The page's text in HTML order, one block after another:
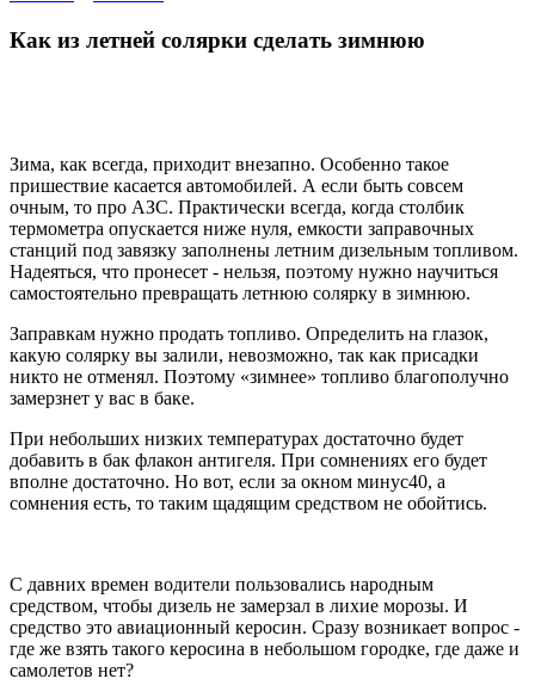
Как из летней солярки сделать зимнюю
Зима, как всегда, приходит внезапно. Особенно такое
пришествие касается автомобилей. А если быть совсем
очным, то про АЗС. Практически всегда, когда столбик
термометра опускается ниже нуля, емкости заправочных
станций под завязку заполнены летним дизельным топливом.
Надеяться, что пронесет - нельзя, поэтому нужно научиться
самостоятельно превращать летнюю солярку в зимнюю.
Заправкам нужно продать топливо. Определить на глазок,
какую солярку вы залили, невозможно, так как присадки
никто не отменял. Поэтому «зимнее» топливо благополучно
замерзнет у вас в баке.
При небольших низких температурах достаточно будет
добавить в бак флакон антигеля. При сомнениях его будет
вполне достаточно. Но вот, если за окном минус40, а
сомнения есть, то таким щадящим средством не обойтись.
С давних времен водители пользовались народным
средством, чтобы дизель не замерзал в лихие морозы. И
средство это авиационный керосин. Сразу возникает вопрос -
где же взять такого керосина в небольшом городке, где даже и
самолетов нет?